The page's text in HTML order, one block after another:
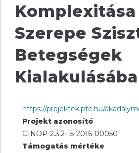
Komplexitása
Szerepe
Betegségek
https://projektek.pte.hu/
Projekt azonosító
GINOP-2.3.2-15-2016-00050
Támogatás mértéke